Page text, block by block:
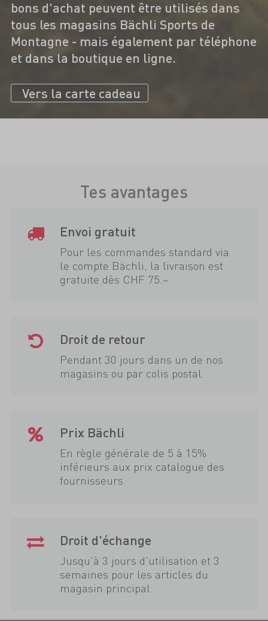
bons d'achat peuvent être utilisés dans
tous les magasins Bächli Sports de
Montagne - mais également par téléphone
et dans la boutique en ligne.
Vers la carte cadeau
Tes avantages
Envoi gratuit
Pour les commandes standard via
le compte Bächli, la livraison est
gratuite dès CHF 75.–.
Droit de retour
Pendant 30 jours dans un de nos
magasins ou par colis postal.
Prix Bächli
En règle générale de 5 à 15%
inférieurs aux prix catalogue des
fournisseurs.
Droit d'échange
Jusqu'à 3 jours d'utilisation et 3
semaines pour les articles du
magasin principal.